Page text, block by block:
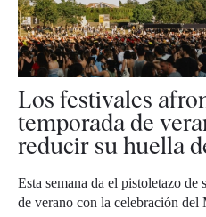
Los festivales
temporada de
reducir su huella
Esta semana da el pistoletazo de
de verano con la celebración